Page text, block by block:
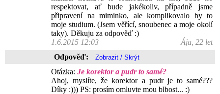
respektovat, ať bude jakékoliv, případně jsme
připravení na miminko, ale komplikovalo by to
moje studium. (Jsem věřící, snoubenec a moje okolí
taky). Děkuju za odpověď :)
1.6.2015 12:03
Ája, 22 let
Odpověď:
Otázka: Je korektor a pudr to samé?
Ahoj, myslíte, že korektor a pudr je to samé???
Díky :))) PS: prosím omluvte mou blbost... :)